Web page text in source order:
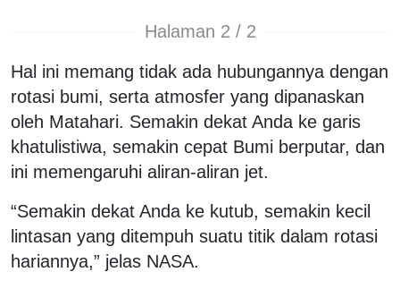
Halaman 2 / 2
Hal ini memang tidak ada hubungannya dengan
rotasi bumi, serta atmosfer yang dipanaskan
oleh Matahari. Semakin dekat Anda ke garis
khatulistiwa, semakin cepat Bumi berputar, dan
ini memengaruhi aliran-aliran jet.
“Semakin dekat Anda ke kutub, semakin kecil
lintasan yang ditempuh suatu titik dalam rotasi
hariannya,” jelas NASA.